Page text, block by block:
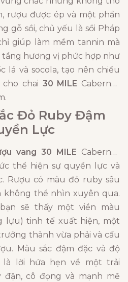
rượu được ép và một phần
gỗ sồi, chủ yếu là sồi Pháp
giúp làm mềm tannin mà
hương vị phức hợp như
lá và socola, tạo nên chiều
chai 30 MILE Cabernet
Đỏ Ruby Đậm
Lực
vang 30 MILE Cabernet
thể hiện sự quyền lực và
Rượu có màu đỏ ruby sâu
không thể nhìn xuyên qua.
sẽ thấy một viền màu
lựu) tinh tế xuất hiện, một
thành vừa phải và cấu
Màu sắc đậm đặc và độ
là lời hứa hẹn về một trải
đặn, cô đọng và mạnh mẽ